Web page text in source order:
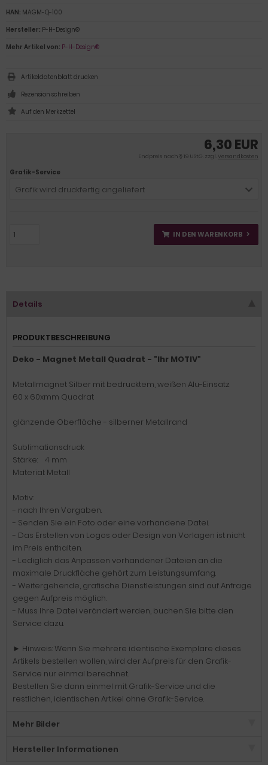
6,30 EUR
Endpreis nach § 19 UStG. zzgl.Versandkosten
Grafik-Service
Grafik wird druckfertig angeliefert
IN DEN WARENKORB
HAN: MAGM-Q-100
Hersteller: P-H-Design®
Mehr Artikel von: P-H-Design®
Artikeldatenblatt drucken
Rezension schreiben
Details
PRODUKTBESCHREIBUNG
Deko - Magnet Metall Quadrat - "Ihr MOTIV"
Metallmagnet Silber mit bedrucktem, weißen Alu-Einsatz
60 x 60xmm Quadrat
glänzende Oberfläche - silberner Metallrand
Sublimationsdruck
Stärke: 4 mm
Material: Metall
Motiv:
- nach Ihren Vorgaben.
- Senden Sie ein Foto oder eine vorhandene Datei.
- Das Erstellen von Logos oder Design von Vorlagen ist nicht
im Preis enthalten.
- Lediglich das Anpassen vorhandener Dateien an die
maximale Druckfläche gehört zum Leistungsumfang.
- Weitergehende, grafische Dienstleistungen sind auf Anfrage
gegen Aufpreis möglich.
- Muss Ihre Datei verändert werden, buchen Sie bitte den
Service dazu.
► Hinweis: Wenn Sie mehrere identische Exemplare dieses
Artikels bestellen wollen, wird der Aufpreis für den Grafik-
Service nur einmal berechnet.
Bestellen Sie dann einmel mit Grafik-Service und die
restlichen, identischen Artikel ohne Grafik-Service.
Mehr Bilder
Hersteller Informationen